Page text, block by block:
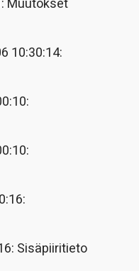
Muutokset
10:30:14:
Sisäpiiritieto